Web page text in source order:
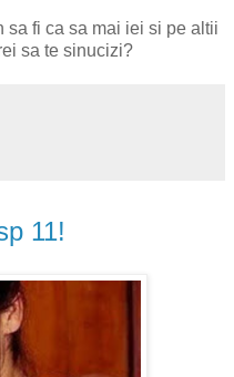
sa fi ca sa mai iei si pe altii
sa te sinucizi?
11!